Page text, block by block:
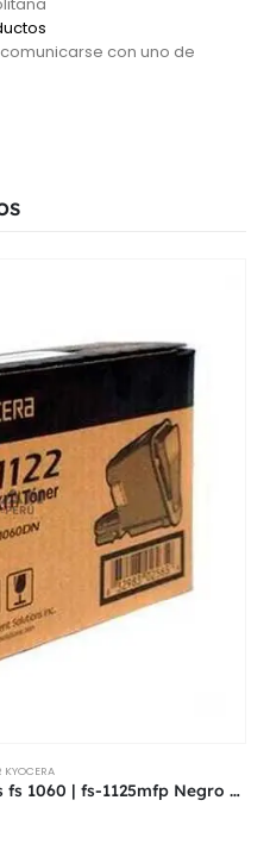
con uno de
KYOCERA
Toner Kyocera TK-1122 Ecosys fs 1060 | fs-1125mfp Negro 3k.